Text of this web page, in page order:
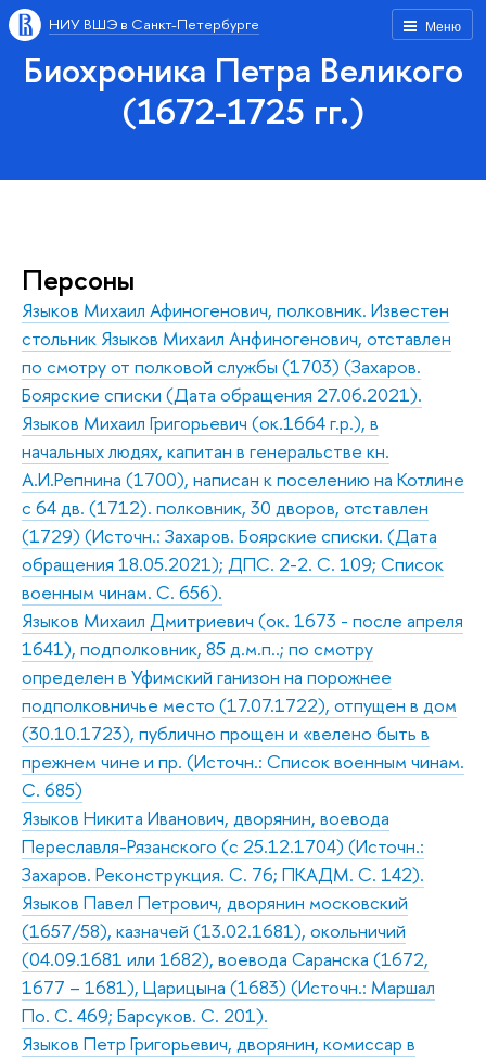
Меню
НИУ ВШЭ в Санкт-Петербурге
Биохроника Петра Великого
(1672-1725 гг.)
Персоны
Языков Михаил Афиногенович, полковник. Известен
стольник Языков Михаил Анфиногенович, отставлен
по смотру от полковой службы (1703) (Захаров.
Боярские списки (Дата обращения 27.06.2021).
Языков Михаил Григорьевич (ок.1664 г.р.), в
начальных людях, капитан в генеральстве кн.
А.И.Репнина (1700), написан к поселению на Котлине
с 64 дв. (1712). полковник, 30 дворов, отставлен
(1729) (Источн.: Захаров. Боярские списки. (Дата
обращения 18.05.2021); ДПС. 2-2. С. 109; Список
военным чинам. С. 656).
Языков Михаил Дмитриевич (ок. 1673 - после апреля
1641), подполковник, 85 д.м.п..; по смотру
определен в Уфимский ганизон на порожнее
подполковничье место (17.07.1722), отпущен в дом
(30.10.1723), публично прощен и «велено быть в
прежнем чине и пр. (Источн.: Список военным чинам.
С. 685)
Языков Никита Иванович, дворянин, воевода
Переславля-Рязанского (с 25.12.1704) (Источн.:
Захаров. Реконструкция. С. 76; ПКАДМ. С. 142).
Языков Павел Петрович, дворянин московский
(1657/58), казначей (13.02.1681), окольничий
(04.09.1681 или 1682), воевода Саранска (1672,
1677 – 1681), Царицына (1683) (Источн.: Маршал
По. С. 469; Барсуков. С. 201).
Языков Петр Григорьевич, дворянин, комиссар в